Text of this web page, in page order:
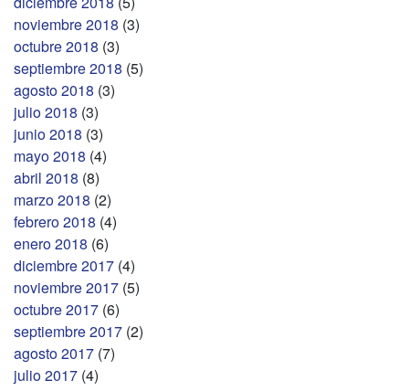
noviembre 2018 (3)
octubre 2018 (3)
septiembre 2018 (5)
agosto 2018 (3)
julio 2018 (3)
junio 2018 (3)
mayo 2018 (4)
abril 2018 (8)
marzo 2018 (2)
febrero 2018 (4)
enero 2018 (6)
diciembre 2017 (4)
noviembre 2017 (5)
octubre 2017 (6)
septiembre 2017 (2)
agosto 2017 (7)
julio 2017 (4)